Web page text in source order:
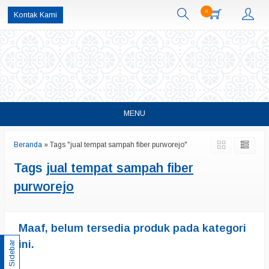
Kontak Kami 0
MENU
Beranda » Tags "jual tempat sampah fiber purworejo"
Tags jual tempat sampah fiber
purworejo
Maaf, belum tersedia produk pada kategori
ini.
Sidebar